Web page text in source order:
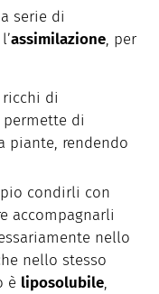
serie di
assimilazione, per
di
di
piante, rendendo
condirli con
accompagnarli
nello
nello stesso
è liposolubile,